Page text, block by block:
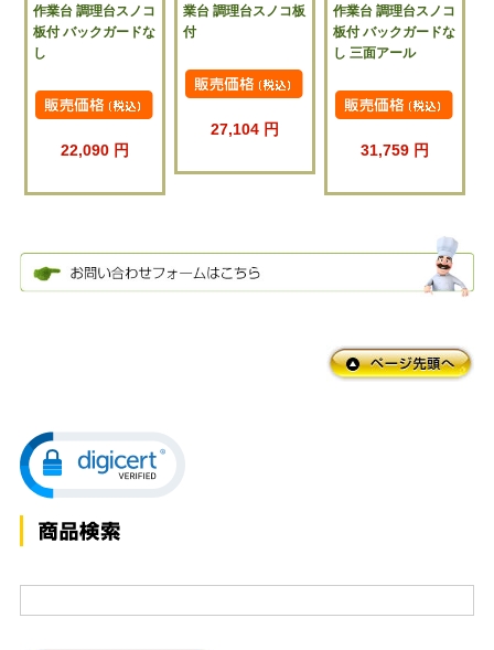
作業台 調理台スノコ
板付 バックガードな
し
22,090 円
業台 調理台スノコ板
付
27,104 円
作業台 調理台スノコ
板付 バックガードな
し 三面アール
31,759 円